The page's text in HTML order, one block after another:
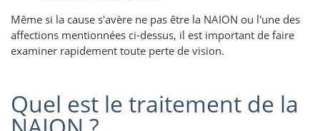
Même si la cause s'avère ne pas être la NAION ou l'une des
affections mentionnées ci-dessus, il est important de faire
examiner rapidement toute perte de vision.
Quel est le traitement de la